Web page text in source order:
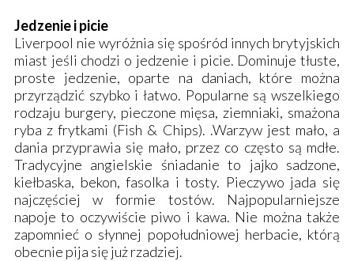
Jedzenie i picie
Liverpool nie wyróżnia się spośród innych brytyjskich
miast jeśli chodzi o jedzenie i picie. Dominuje tłuste,
proste jedzenie, oparte na daniach, które można
przyrządzić szybko i łatwo. Popularne są wszelkiego
rodzaju burgery, pieczone mięsa, ziemniaki, smażona
ryba z frytkami (Fish & Chips). .Warzyw jest mało, a
dania przyprawia się mało, przez co często są mdłe.
Tradycyjne angielskie śniadanie to jajko sadzone,
kiełbaska, bekon, fasolka i tosty. Pieczywo jada się
najczęściej w formie tostów. Najpopularniejsze
napoje to oczywiście piwo i kawa. Nie można także
zapomnieć o słynnej popołudniowej herbacie, którą
obecnie pija się już rzadziej.